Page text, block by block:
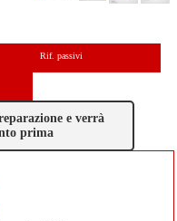
Rif. passivi
e verrà
prima